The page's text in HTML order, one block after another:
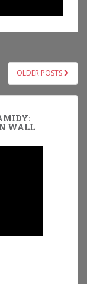
OLDER POSTS
WALL